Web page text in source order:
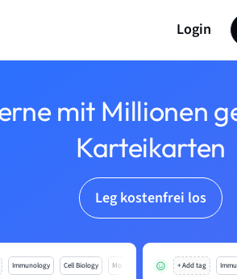
Login
mit Millionen
Karteikarten
Leg kostenfrei los
Immunology Cell Biology Mo + Add tag